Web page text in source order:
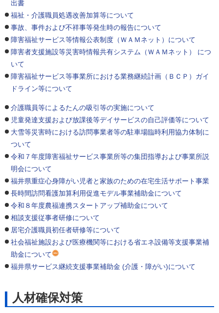
出書
福祉・介護職員処遇改善加算等について
事故、事件および不祥事等発生時の報告について
障害福祉サービス等情報公表制度（ＷＡＭネット）について
障害者支援施設等災害時情報共有システム（ＷＡＭネット） につ
いて
障害福祉サービス等事業所における業務継続計画（ＢＣＰ）ガイ
ドライン等について
介護職員等によるたんの吸引等の実施について
児童発達支援および放課後等デイサービスの自己評価等について
大雪等災害時における訪問事業者等の駐車場臨時利用協力体制に
ついて
令和７年度障害福祉サービス事業所等の集団指導および事業所説
明会について
福井県重症心身障がい児者と家族のための在宅生活サポート事業
長時間訪問看護加算利用促進モデル事業補助金について
令和８年度農福連携スタートアップ補助金について
相談支援従事者研修について
居宅介護職員初任者研修等について
社会福祉施設および医療機関等における省エネ設備等支援事業補
助金について
福井県サービス継続支援事業補助金 (介護・障がい)について
人材確保対策